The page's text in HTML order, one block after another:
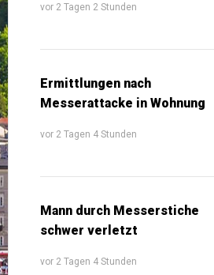
vor 2 Tagen 2 Stunden
Ermittlungen nach
Messerattacke in Wohnung
vor 2 Tagen 4 Stunden
Mann durch Messerstiche
schwer verletzt
vor 2 Tagen 4 Stunden